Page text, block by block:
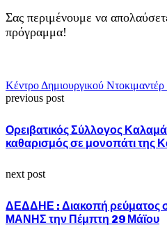
Σας περιμένουμε να
πρόγραμμα!
Κέντρο Δημιουργικού
previous post
Ορειβατικός Σύλλογος
καθαρισμός σε μονοπάτι της
next post
ΔΕΔΔΗΕ : Διακοπή ρεύματος
ΜΑΝΗΣ την Πέμπτη 29 Μάϊου